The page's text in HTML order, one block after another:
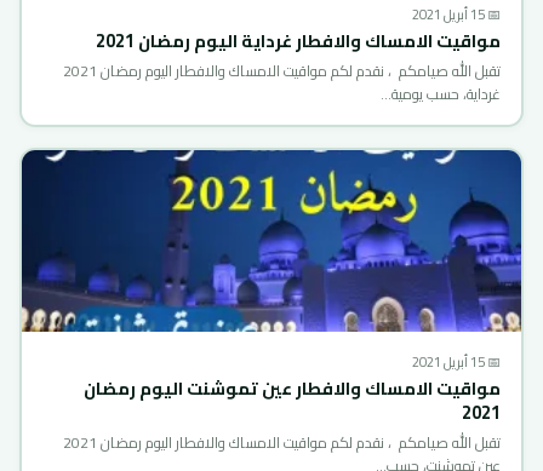
📅 15 أبريل 2021
مواقيت الامساك والافطار غرداية اليوم رمضان 2021
تقبل الله صيامكم ، نقدم لكم مواقيت الامساك والافطار اليوم رمضان 2021
غرداية، حسب يومية…
📅 15 أبريل 2021
مواقيت الامساك والافطار عين تموشنت اليوم رمضان
2021
تقبل الله صيامكم ، نقدم لكم مواقيت الامساك والافطار اليوم رمضان 2021
عين تموشنت، حسب…